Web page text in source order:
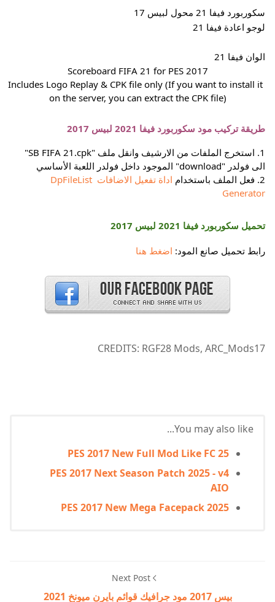
سكوربورد فيفا 21 محول لبيس 17
لوجو اعادة فيفا 21
الوان فيفا 21
Scoreboard FIFA 21 for PES 2017
Includes Logo Replay & CPK file only (If you want to install it
on the server, you can extract the CPK file)
طريقة تركيب مود سكوربورد فيفا 2021 لبيس 2017
الى فولدر "download" الموجود داخل فولدر اللعبة الأساسي
2. فعل الملف باستخدام
اداة تفعيل الاضافات DpFileList
Generator
تحميل سكوربورد فيفا 2021 لبيس 2017
رابط تحميل صانع المود: اضغط هنا
CREDITS: RGF28 Mods, ARC_Mods17
You may also like...
PES 2017 New Full Mod Like FC 25
PES 2017 Next Season Patch 2025 - v4
AIO
PES 2017 New Mega Facepack 2025
Next Post
بيس 2017 مود جرافيك قوائم بايرن ميونخ 2021